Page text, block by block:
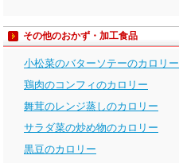
その他のおかず・加工食品
小松菜のバターソテーのカロリー
鶏肉のコンフィのカロリー
舞茸のレンジ蒸しのカロリー
サラダ菜の炒め物のカロリー
黒豆のカロリー